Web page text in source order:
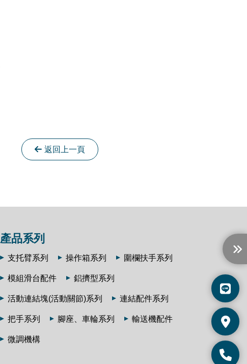
返回上一頁
產品系列
支托臂系列 操作箱系列 圍欄扶手系列
模組滑台配件 鋁擠型系列
活動連結塊(活動關節)系列 連結配件系列
把手系列 腳座、車輪系列 輸送機配件
微調機構